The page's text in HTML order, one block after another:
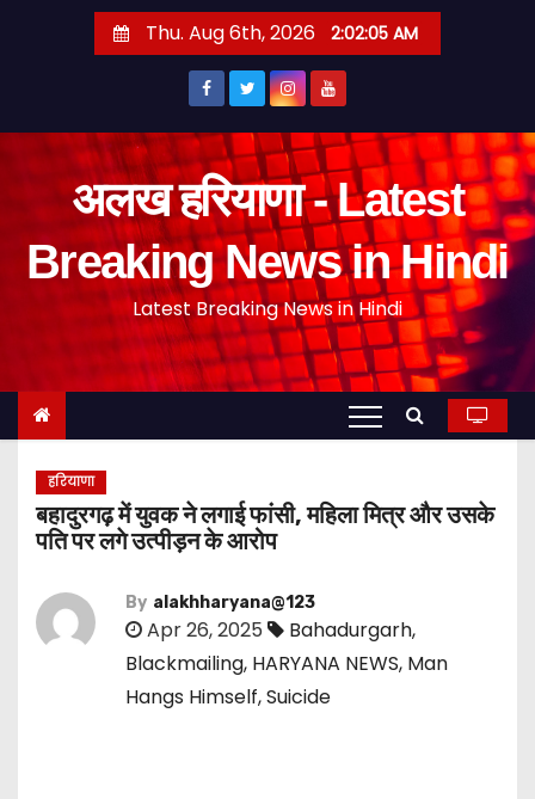
Thu. Aug 6th, 2026 2:02:06 AM
अलख हरियाणा - Latest
Breaking News in Hindi
Latest Breaking News in Hindi
हरियाणा
बहादुरगढ़ में युवक ने लगाई फांसी, महिला मित्र और उसके
पति पर लगे उत्पीड़न के आरोप
By alakhharyana@123
Apr 26, 2025 Bahadurgarh,
Blackmailing, HARYANA NEWS, Man
Hangs Himself,Suicide